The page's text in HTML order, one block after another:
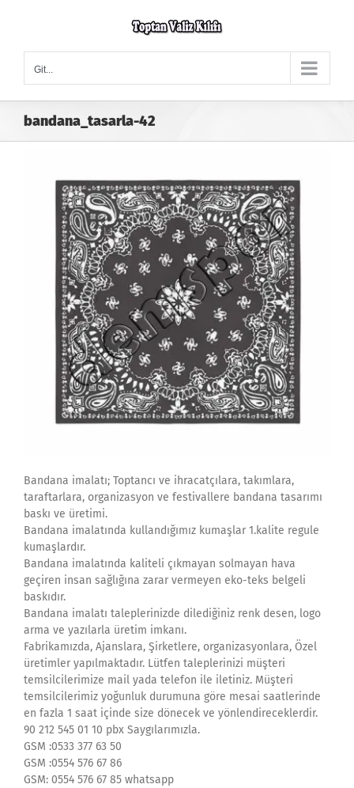
Git...
bandana_tasarla-42
Bandana imalatı; Toptancı ve ihracatçılara, takımlara,
taraftarlara, organizasyon ve festivallere bandana tasarımı
baskı ve üretimi.
Bandana imalatında kullandığımız kumaşlar 1.kalite regule
kumaşlardır.
Bandana imalatında kaliteli çıkmayan solmayan hava
geçiren insan sağlığına zarar vermeyen eko-teks belgeli
baskıdır.
Bandana imalatı taleplerinizde dilediğiniz renk desen, logo
arma ve yazılarla üretim imkanı.
Fabrikamızda, Ajanslara, Şirketlere, organizasyonlara, Özel
üretimler yapılmaktadır. Lütfen taleplerinizi müşteri
temsilcilerimize mail yada telefon ile iletiniz. Müşteri
temsilcilerimiz yoğunluk durumuna göre mesai saatlerinde
en fazla 1 saat içinde size dönecek ve yönlendireceklerdir.
90 212 545 01 10 pbx Saygılarımızla.
GSM :0533 377 63 50
GSM :0554 576 67 86
GSM: 0554 576 67 85 whatsapp